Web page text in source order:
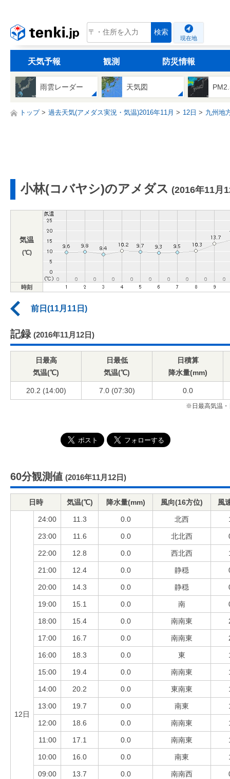
tenki.jp 検索
現在地
天気予報 観測 防災情報
雨雲レーダー 天気図
トップ 過去天気(アメダス実況・気温)2016年11月 12日 九州地
小林(コバヤシ)のアメダス (2016年11月
気温
(℃)
時刻
前日(11月11日)
記録 (2016年11月12日)
日最高
気温(℃)
日最低
気温(℃)
日積算
降水量(mm)
20.2 (14:00) 7.0 (07:30) 0.0
※日最高気温・
60分観測値 (2016年11月12日)
日時 気温(℃) 降水量(mm) 風向(16方位) 風
12日
24:00 11.3 0.0 北西
23:00 11.6 0.0 北北西
22:00 12.8 0.0 西北西
21:00 12.4 0.0 静穏
20:00 14.3 0.0 静穏
19:00 15.1 0.0 南
18:00 15.4 0.0 南南東
17:00 16.7 0.0 南南東
16:00 18.3 0.0 東
15:00 19.4 0.0 南南東
14:00 20.2 0.0 東南東
13:00 19.7 0.0 南東
12:00 18.6 0.0 南南東
11:00 17.1 0.0 南南東
10:00 16.0 0.0 南東
09:00 13.7 0.0 南南西